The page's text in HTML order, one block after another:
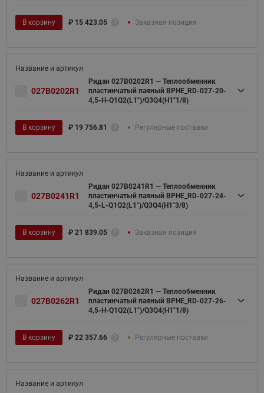
В корзину ₽ 15 423.05 Заказная позиция
027B0202R1
Ридан 027B0202R1 — Теплообменник
пластинчатый паяный BPHE_RD-027-20-
4,5-H-Q1Q2(L1")/Q3Q4(H1"1/8)
В корзину ₽ 19 756.81 Регулярные поставки
027B0241R1
Ридан 027B0241R1 — Теплообменник
пластинчатый паяный BPHE_RD-027-24-
4,5-L-Q1Q2(L1")/Q3Q4(H1"3/8)
В корзину ₽ 21 839.05 Заказная позиция
027B0262R1
Ридан 027B0262R1 — Теплообменник
пластинчатый паяный BPHE_RD-027-26-
4,5-H-Q1Q2(L1")/Q3Q4(H1"1/8)
В корзину ₽ 22 357.66 Регулярные поставки